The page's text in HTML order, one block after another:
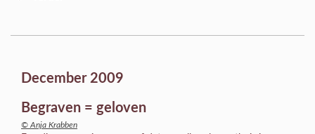
December 2009
Begraven = geloven
© Anja Krabben